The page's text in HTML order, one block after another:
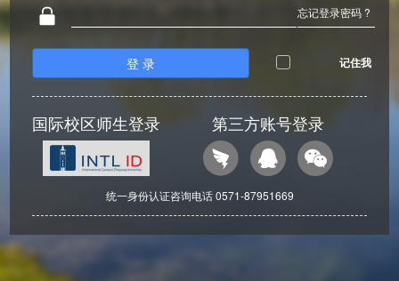
忘记登录密码 ?
登 录 记住我
国际校区师生登录 第三方账号登录
统一身份认证咨询电话 0571-87951669